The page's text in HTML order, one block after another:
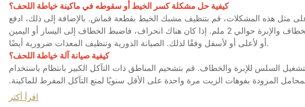
كيفية حل مشكلة كسر الخيط أو سقوطه في ماكينة خياطة اللحف؟
مثل هذه المشكلات، قم بتنظيف مشبك الخيط بقطعة قماش. بالإضافة إلى ذلك، ادفع
المحور البصري لآلة خياطة اللحف لأعلى وتحقق مما إذا كانت المسافة بين طرف الخطاف والإبرة حوالي 2 ملم. إذا كان هناك انحراف، فاضبط الخطاف إلى اليسار أو اليمين
أو لأعلى أو لأسفل وفقًا لذلك. الصيانة الدورية وتنظيف المعدات ضرورية أيضًا.
كيفية صيانة آلة خياطة اللحف؟
السلس للإبرة والخطاف. قم بتشحيم المناطق ذات التآكل الكبير بانتظام باستخدام
المزودة بفوهات الزيت مرة واحدة على الأقل سنويًا لمنع التآكل المفرط للماكينة.
مؤقت لبعض الوظائف، لذا تأكد من تنشيط الأسطوانات قبل تشغيل الجهاز. عند إيقاف
اقرأ أكثر